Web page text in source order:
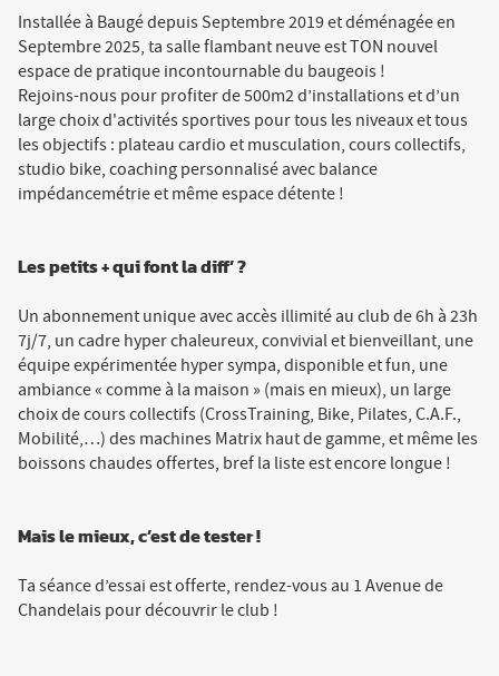
Installée à Baugé depuis Septembre 2019 et déménagée en
Septembre 2025, ta salle flambant neuve est TON nouvel
espace de pratique incontournable du baugeois !
Rejoins-nous pour profiter de 500m2 d’installations et d’un
large choix d'activités sportives pour tous les niveaux et tous
les objectifs : plateau cardio et musculation, cours collectifs,
studio bike, coaching personnalisé avec balance
impédancemétrie et même espace détente !
Les petits + qui font la diff’ ?
Un abonnement unique avec accès illimité au club de 6h à 23h
7j/7, un cadre hyper chaleureux, convivial et bienveillant, une
équipe expérimentée hyper sympa, disponible et fun, une
ambiance « comme à la maison » (mais en mieux), un large
choix de cours collectifs (CrossTraining, Bike, Pilates, C.A.F.,
Mobilité,…) des machines Matrix haut de gamme, et même les
boissons chaudes offertes, bref la liste est encore longue !
Mais le mieux, c’est de tester !
Ta séance d’essai est offerte, rendez-vous au 1 Avenue de
Chandelais pour découvrir le club !